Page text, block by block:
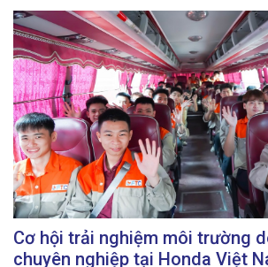
Cơ hội trải nghiệm môi trường
chuyên nghiệp tại Honda Việt